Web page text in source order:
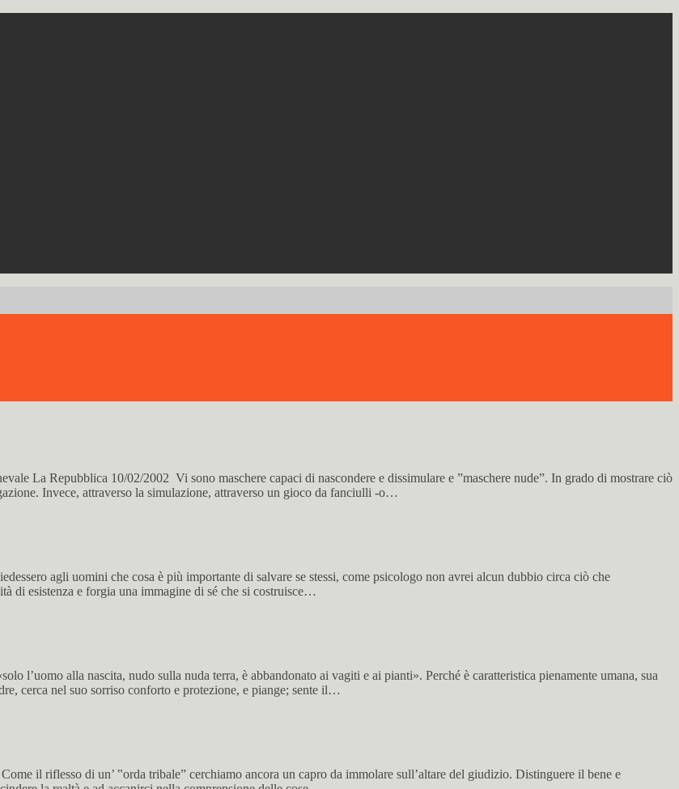
La Repubblica 10/02/2002 Vi sono maschere capaci di nascondere e dissimulare e ”maschere nude”. In grado di mostrare ciò
Invece, attraverso la simulazione, attraverso un gioco da fanciulli -o…
agli uomini che cosa è più importante di salvare se stessi, come psicologo non avrei alcun dubbio circa ciò che
di esistenza e forgia una immagine di sé che si costruisce…
l’uomo alla nascita, nudo sulla nuda terra, è abbandonato ai vagiti e ai pianti». Perché è caratteristica pienamente umana, sua
cerca nel suo sorriso conforto e protezione, e piange; sente il…
il riflesso di un’ ‟orda tribale” cerchiamo ancora un capro da immolare sull’altare del giudizio. Distinguere il bene e